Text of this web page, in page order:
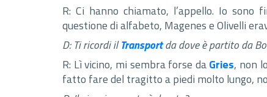
R: Ci hanno chiamato, l’appello. Io
questione di alfabeto, Magenes e Olivelli
D: Ti ricordi ilTransportda dove è partito da
R: Lì vicino, mi sembra forse daGries, non
fatto fare del tragitto a piedi molto lungo,